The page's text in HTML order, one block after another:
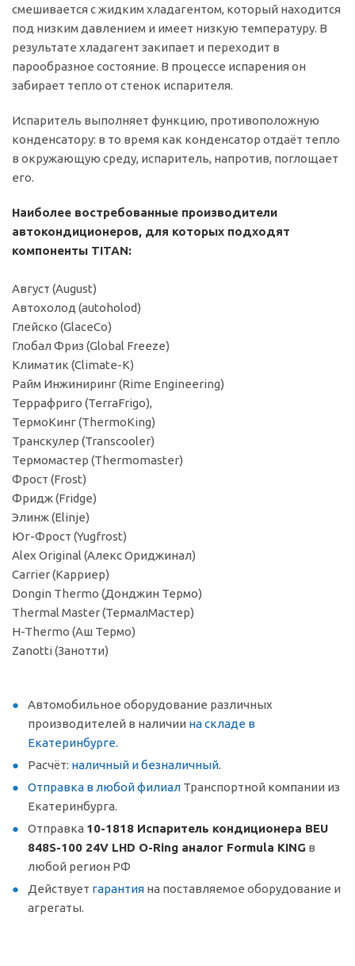
смешивается с жидким хладагентом, который находится
под низким давлением и имеет низкую температуру. В
результате хладагент закипает и переходит в
парообразное состояние. В процессе испарения он
забирает тепло от стенок испарителя.
Испаритель выполняет функцию, противоположную
конденсатору: в то время как конденсатор отдаёт тепло
в окружающую среду, испаритель, напротив, поглощает
его.
Наиболее востребованные производители
автокондиционеров, для которых подходят
компоненты TITAN:
Август (August)
Автохолод (autoholod)
Глейско (GlaceCo)
Глобал Фриз (Global Freeze)
Климатик (Climate-K)
Райм Инжиниринг (Rime Engineering)
Террафриго (TerraFrigo),
ТермоКинг (ThermoKing)
Транскулер (Transcooler)
Термомастер (Thermomaster)
Фрост (Frost)
Фридж (Fridge)
Элинж (Elinje)
Юг-Фрост (Yugfrost)
Alex Original (Алекс Ориджинал)
Carrier (Карриер)
Dongin Thermo (Донджин Термо)
Thermal Master (ТермалМастер)
H-Thermo (Аш Термо)
Zanotti (Занотти)
Автомобильное оборудование различных
производителей в наличии на складе в
Екатеринбурге.
Расчёт: наличный и безналичный.
Отправка в любой филиал Транспортной компании из
Екатеринбурга.
Отправка 10-1818 Испаритель кондиционера BEU
848S-100 24V LHD O-Ring аналог Formula KING в
любой регион РФ
Действует гарантия на поставляемое оборудование и
агрегаты.